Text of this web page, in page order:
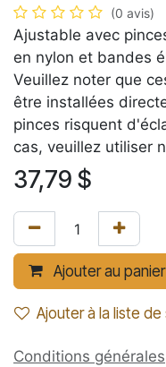
(0 avis)
Ajustable avec
en nylon et bandes
Veuillez noter que
être installées
pinces risquent
cas, veuillez utiliser
37,79 $
Ajouter au panier
Ajouter à la liste de
Conditions générales